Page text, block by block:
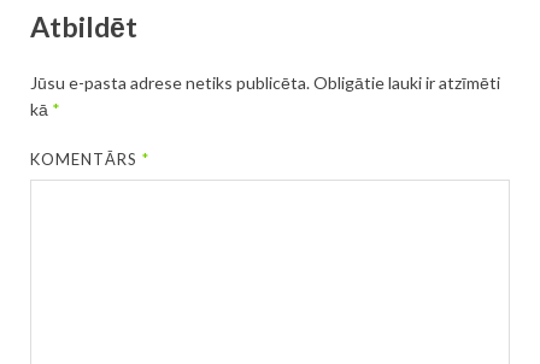
Atbildēt
Jūsu e-pasta adrese netiks publicēta.Obligātie lauki ir atzīmēti
kā *
KOMENTĀRS*